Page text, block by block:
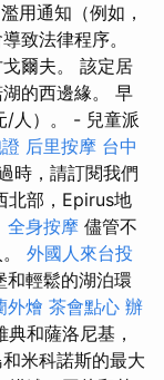
用通知（例如，
致法律程序。
爾夫。 該定居
的西邊緣。 早
/人）。 - 兒童派
后里按摩 台中
時，請訂閱我們
北部，Epirus地
全身按摩 儘管不
外國人來台投
和輕鬆的湖泊環
外燴 茶會點心 辦
和薩洛尼基，
米科諾斯的最大